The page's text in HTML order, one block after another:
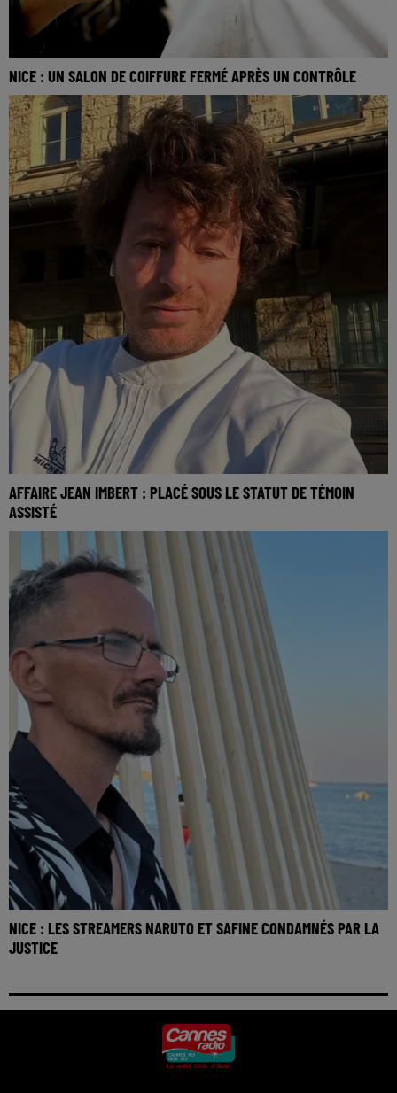
NICE : UN SALON DE COIFFURE FERMÉ APRÈS UN CONTRÔLE
AFFAIRE JEAN IMBERT : PLACÉ SOUS LE STATUT DE TÉMOIN
ASSISTÉ
NICE : LES STREAMERS NARUTO ET SAFINE CONDAMNÉS PAR LA
JUSTICE